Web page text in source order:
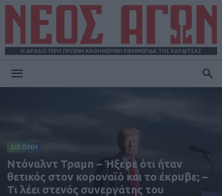
Η ΑΡΧΑΙΟΤΕΡΗ ΠΡΩΪΝΗ ΚΑΘΗΜΕΡΙΝΗ ΕΦΗΜΕΡΙΔΑ ΤΗΣ ΚΑΡΔΙΤΣΑΣ
ΔΙΕΘΝΗ
Ντόναλντ Τραμπ – Ήξερε ότι ήταν
θετικός στον κοροναϊό και το έκρυβε; –
Τι λέει στενός συνεργάτης του